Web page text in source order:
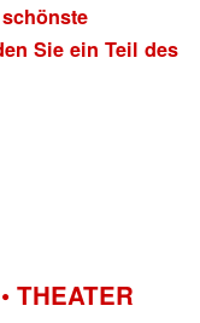
Sie ein Teil des
THEATER